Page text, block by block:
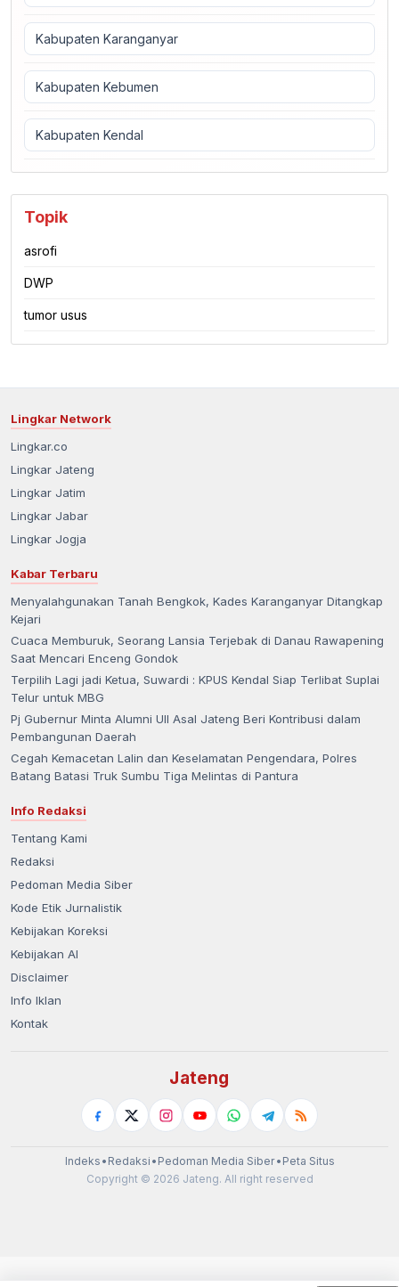
Kabupaten Karanganyar
Kabupaten Kebumen
Kabupaten Kendal
Topik
asrofi
DWP
tumor usus
Lingkar Network
Lingkar.co
Lingkar Jateng
Lingkar Jatim
Lingkar Jabar
Lingkar Jogja
Kabar Terbaru
Menyalahgunakan Tanah Bengkok, Kades Karanganyar Ditangkap
Kejari
Cuaca Memburuk, Seorang Lansia Terjebak di Danau Rawapening
Saat Mencari Enceng Gondok
Terpilih Lagi jadi Ketua, Suwardi : KPUS Kendal Siap Terlibat Suplai
Telur untuk MBG
Pj Gubernur Minta Alumni UII Asal Jateng Beri Kontribusi dalam
Pembangunan Daerah
Cegah Kemacetan Lalin dan Keselamatan Pengendara, Polres
Batang Batasi Truk Sumbu Tiga Melintas di Pantura
Info Redaksi
Tentang Kami
Redaksi
Pedoman Media Siber
Kode Etik Jurnalistik
Kebijakan Koreksi
Kebijakan AI
Disclaimer
Info Iklan
Kontak
Jateng
Indeks • Redaksi • Pedoman Media Siber• Peta Situs
Copyright © 2026 Jateng. All right reserved